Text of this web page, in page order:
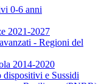
0-6 anni
2021-2027
- Regioni del
2014-2020
e Sussidi